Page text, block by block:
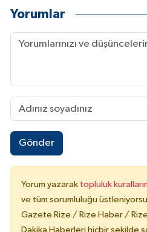
Yorumlar
Gönder
Yorum yazarak topluluk
ve tüm sorumluluğu
Gazete Rize / Rize Haber /
Dakika Haberleri hiçbir şekilde